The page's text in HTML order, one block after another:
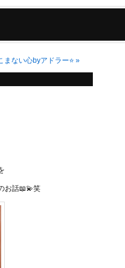
まない心byアドラー⭐️ »
お話📖💫笑